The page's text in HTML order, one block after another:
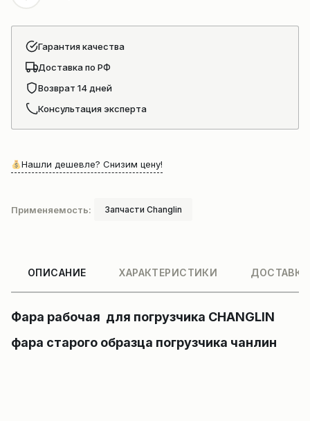
Гарантия качества
Доставка по РФ
Возврат 14 дней
Консультация эксперта
Нашли дешевле? Снизим цену!
Применяемость: Запчасти Changlin
ОПИСАНИЕ ХАРАКТЕРИСТИКИ
Фара рабочая для погрузчика CHANGLIN
фара старого образца погрузчика чанлин